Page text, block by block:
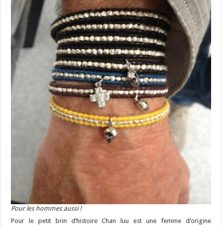
Pour les hommes aussi !
Pour le petit brin d’histoire Chan luu est une femme d’origine